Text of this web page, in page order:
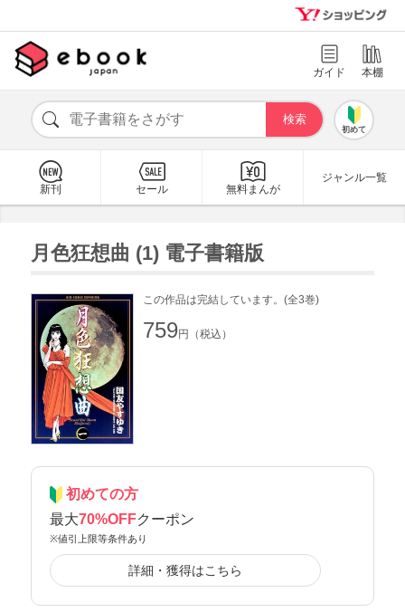
ガイド 本棚
初めて
新刊 セール 無料まんが
ジャンル一覧
月色狂想曲 (1) 電子書籍版
この作品は完結しています。(全3巻)
759円（税込）
初めての方
最大70%OFFクーポン
※値引上限等条件あり
詳細・獲得はこちら